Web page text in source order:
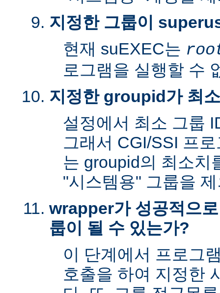
지정한 그룹이
현재 suEXEC는
로그램을 실행할 수
지정한 groupid가 최
설정에서 최소 그룹
그래서 CGI/SSI 프
는 groupid의 최소치
"시스템용" 그룹을
wrapper가 성공적으
룹이 될 수 있는가?
이 단계에서 프로그
호출을 하여 지정한